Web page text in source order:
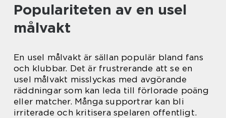
Populariteten av en usel
målvakt
En usel målvakt är sällan populär bland fans
och klubbar. Det är frustrerande att se en
usel målvakt misslyckas med avgörande
räddningar som kan leda till förlorade poäng
eller matcher. Många supportrar kan bli
irriterade och kritisera spelaren offentligt.